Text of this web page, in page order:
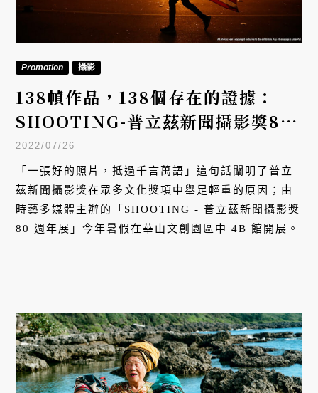
Promotion 攝影
138幀作品，138個存在的證據：
SHOOTING-普立茲新聞攝影獎80
週年展
2022/07/26
「一張好的照片，抵過千言萬語」這句話闡明了普立
茲新聞攝影獎在眾多文化獎項中舉足輕重的原因；由
時藝多媒體主辦的「SHOOTING - 普立茲新聞攝影獎
80 週年展」今年暑假在華山文創園區中 4B 館開展。